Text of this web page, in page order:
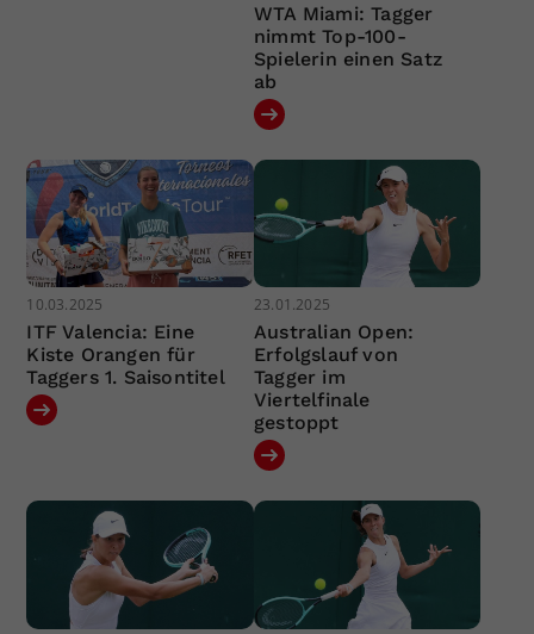
WTA Miami: Tagger
nimmt Top-100-
Spielerin einen Satz
ab
10.03.2025
ITF Valencia: Eine
Kiste Orangen für
Taggers 1. Saisontitel
23.01.2025
Australian Open:
Erfolgslauf von
Tagger im
Viertelfinale
gestoppt